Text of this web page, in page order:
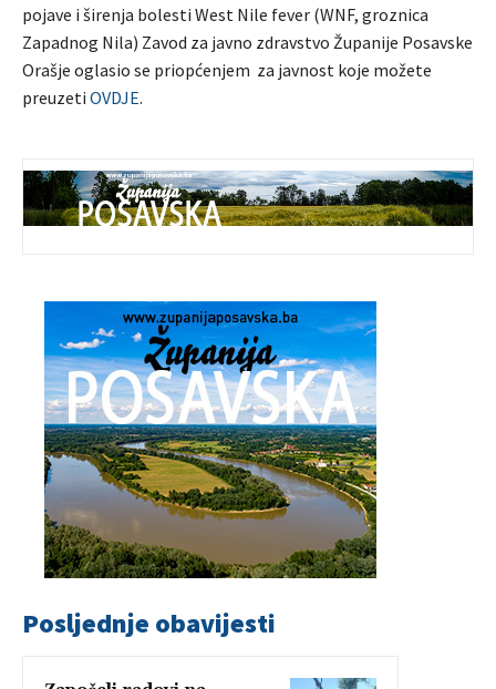
pojave i širenja bolesti West Nile fever (WNF, groznica
Zapadnog Nila) Zavod za javno zdravstvo Županije Posavske
Orašje oglasio se priopćenjem za javnost koje možete
preuzeti OVDJE.
Posljednje obavijesti